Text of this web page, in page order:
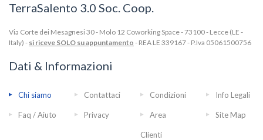
TerraSalento 3.0 Soc. Coop.
Via Corte dei Mesagnesi 30 - Molo 12 Coworking Space - 73100 - Lecce (LE -
Italy) - si riceve SOLO su appuntamento - REA LE 339167 - P.Iva 05061500756
Dati & Informazioni
Chi siamo Contattaci Condizioni Info Legali
Faq / Aiuto Privacy Area
Clienti
Site Map